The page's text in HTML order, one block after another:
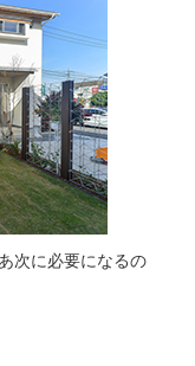
次に必要になるの